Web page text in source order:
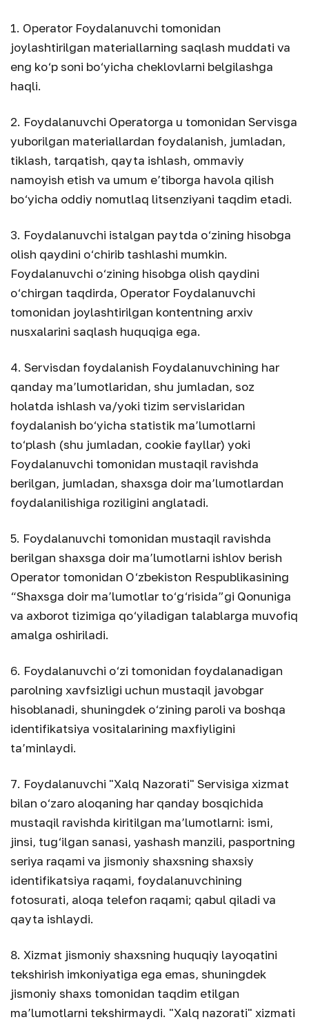
1. Operator Foydalanuvchi tomonidan
joylashtirilgan materiallarning saqlash muddati va
eng ko‘p soni bo‘yicha cheklovlarni belgilashga
haqli.
2. Foydalanuvchi Operatorga u tomonidan Servisga
yuborilgan materiallardan foydalanish, jumladan,
tiklash, tarqatish, qayta ishlash, ommaviy
namoyish etish va umum e’tiborga havola qilish
bo‘yicha oddiy nomutlaq litsenziyani taqdim etadi.
3. Foydalanuvchi istalgan paytda o‘zining hisobga
olish qaydini o‘chirib tashlashi mumkin.
Foydalanuvchi o‘zining hisobga olish qaydini
o‘chirgan taqdirda, Operator Foydalanuvchi
tomonidan joylashtirilgan kontentning arxiv
nusxalarini saqlash huquqiga ega.
4. Servisdan foydalanish Foydalanuvchining har
qanday ma’lumotlaridan, shu jumladan, soz
holatda ishlash va/yoki tizim servislaridan
foydalanish bo‘yicha statistik ma’lumotlarni
to‘plash (shu jumladan, cookie fayllar) yoki
Foydalanuvchi tomonidan mustaqil ravishda
berilgan, jumladan, shaxsga doir ma’lumotlardan
foydalanilishiga roziligini anglatadi.
5. Foydalanuvchi tomonidan mustaqil ravishda
berilgan shaxsga doir ma’lumotlarni ishlov berish
Operator tomonidan O‘zbekiston Respublikasining
“Shaxsga doir ma’lumotlar to‘g‘risida”gi Qonuniga
va axborot tizimiga qo‘yiladigan talablarga muvofiq
amalga oshiriladi.
6. Foydalanuvchi o‘zi tomonidan foydalanadigan
parolning xavfsizligi uchun mustaqil javobgar
hisoblanadi, shuningdek o‘zining paroli va boshqa
identifikatsiya vositalarining maxfiyligini
ta’minlaydi.
7. Foydalanuvchi "Xalq Nazorati" Servisiga xizmat
bilan o‘zaro aloqaning har qanday bosqichida
mustaqil ravishda kiritilgan ma’lumotlarni: ismi,
jinsi, tug‘ilgan sanasi, yashash manzili, pasportning
seriya raqami va jismoniy shaxsning shaxsiy
identifikatsiya raqami, foydalanuvchining
fotosurati, aloqa telefon raqami; qabul qiladi va
qayta ishlaydi.
8. Xizmat jismoniy shaxsning huquqiy layoqatini
tekshirish imkoniyatiga ega emas, shuningdek
jismoniy shaxs tomonidan taqdim etilgan
ma’lumotlarni tekshirmaydi. "Xalq nazorati" xizmati